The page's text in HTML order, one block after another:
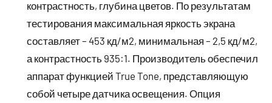
контрастность, глубина цветов. По результатам
тестирования максимальная яркость экрана
составляет – 453 кд/м2, минимальная – 2,5 кд/м2,
а контрастность 935:1. Производитель обеспечил
аппарат функцией True Tone, представляющую
собой четыре датчика освещения. Опция